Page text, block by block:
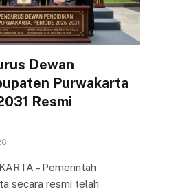
Dewan
Purwakarta
Resmi
– Pemerintah
secara resmi telah